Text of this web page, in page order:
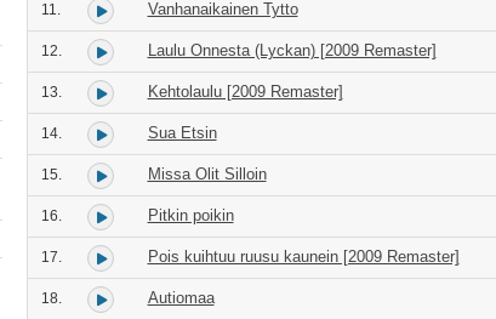
11. Vanhanaikainen Tytto
12. Laulu Onnesta (Lyckan) [2009 Remaster]
13. Kehtolaulu [2009 Remaster]
14. Sua Etsin
15. Missa Olit Silloin
16. Pitkin poikin
17. Pois kuihtuu ruusu kaunein [2009 Remaster]
18. Autiomaa